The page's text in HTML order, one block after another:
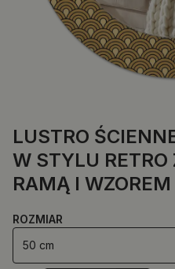
LUSTRO
W STYLU RETRO
RAMĄ I WZOREM
ROZMIAR
50 cm